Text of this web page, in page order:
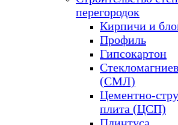
перегородок
Кирпичи и
Профиль
Гипсокартон
(СМЛ)
Цементно-
плита (ЦСП)